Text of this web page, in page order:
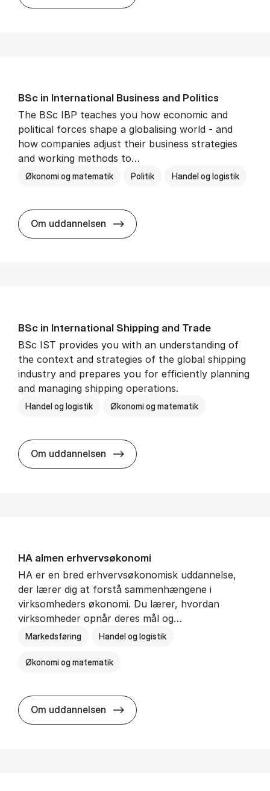
BSc in In­ter­na­tion­al Busi­ness and Polit­ics
The BSc IBP teaches you how economic and
political forces shape a globalising world - and
how companies adjust their business strategies
and working methods to…
Økonomi og matematik Politik Handel og logistik
Om uddannelsen BSc in In­ter­na­tion­al Busi­ness
BSc in In­ter­na­tion­al Ship­ping and Trade
BSc IST provides you with an understanding of
the context and strategies of the global shipping
industry and prepares you for efficiently planning
and managing shipping operations.
Handel og logistik Økonomi og matematik
Om uddannelsen BSc in In­ter­na­tion­al Ship­ping
HA al­men erhvervs­økonomi
HA er en bred erhvervsøkonomisk uddannelse,
der lærer dig at forstå sammenhængene i
virksomheders økonomi. Du lærer, hvordan
virksomheder opnår deres mål og…
Markedsføring Handel og logistik
Økonomi og matematik
Om uddannelsen HA al­men erhvervs­økonomi